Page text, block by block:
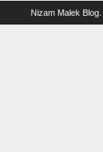
Nizam Malek Blog